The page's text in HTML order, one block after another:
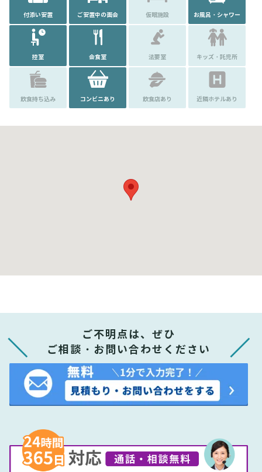
付添い安置 ご安置中の面会 仮眠施設 お風呂・シャワー
控室 会食室 法要室 キッズ・託児所
飲食持ち込み コンビニあり 飲食店あり 近隣ホテルあり
ご不明点は、ぜひ
ご相談・お問い合わせください